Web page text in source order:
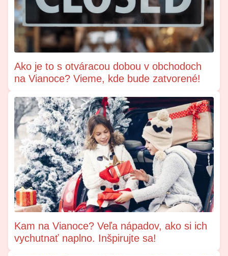
Ako je to s otváracou dobou v obchodoch
na Vianoce? Vieme, kde bude zatvorené!
Kam na Vianoce? Veľa nápadov, ako si ich
vychutnať naplno. Inšpirujte sa!